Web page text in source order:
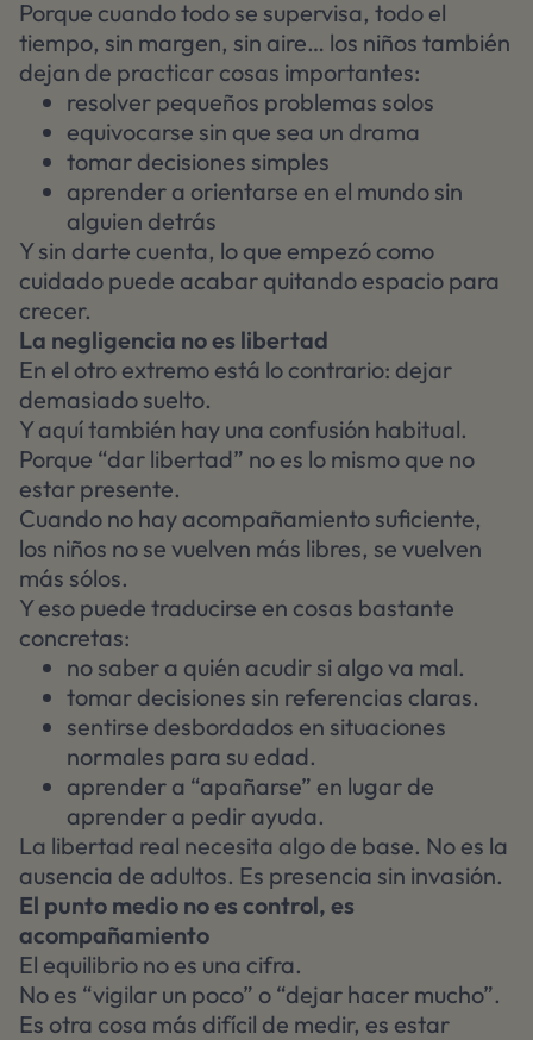
Porque cuando todo se supervisa, todo el
tiempo, sin margen, sin aire… los niños también
dejan de practicar cosas importantes:
resolver pequeños problemas solos
equivocarse sin que sea un drama
tomar decisiones simples
aprender a orientarse en el mundo sin
alguien detrás
Y sin darte cuenta, lo que empezó como
cuidado puede acabar quitando espacio para
crecer.
La negligencia no es libertad
En el otro extremo está lo contrario: dejar
demasiado suelto.
Y aquí también hay una confusión habitual.
Porque “dar libertad” no es lo mismo que no
estar presente.
Cuando no hay acompañamiento suficiente,
los niños no se vuelven más libres, se vuelven
más sólos.
Y eso puede traducirse en cosas bastante
concretas:
no saber a quién acudir si algo va mal.
tomar decisiones sin referencias claras.
sentirse desbordados en situaciones
normales para su edad.
aprender a “apañarse” en lugar de
aprender a pedir ayuda.
La libertad real necesita algo de base. No es la
ausencia de adultos. Es presencia sin invasión.
El punto medio no es control, es
acompañamiento
El equilibrio no es una cifra.
No es “vigilar un poco” o “dejar hacer mucho”.
Es otra cosa más difícil de medir, es estar